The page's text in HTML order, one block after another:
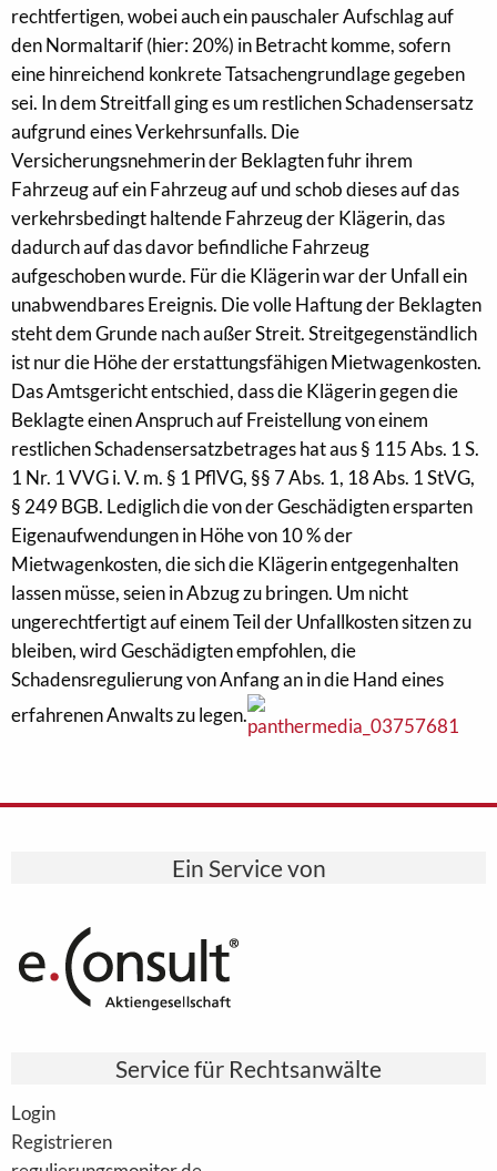
rechtfertigen, wobei auch ein pauschaler Aufschlag auf
den Normaltarif (hier: 20%) in Betracht komme, sofern
eine hinreichend konkrete Tatsachengrundlage gegeben
sei. In dem Streitfall ging es um restlichen Schadensersatz
aufgrund eines Verkehrsunfalls. Die
Versicherungsnehmerin der Beklagten fuhr ihrem
Fahrzeug auf ein Fahrzeug auf und schob dieses auf das
verkehrsbedingt haltende Fahrzeug der Klägerin, das
dadurch auf das davor befindliche Fahrzeug
aufgeschoben wurde. Für die Klägerin war der Unfall ein
unabwendbares Ereignis. Die volle Haftung der Beklagten
steht dem Grunde nach außer Streit. Streitgegenständlich
ist nur die Höhe der erstattungsfähigen Mietwagenkosten.
Das Amtsgericht entschied, dass die Klägerin gegen die
Beklagte einen Anspruch auf Freistellung von einem
restlichen Schadensersatzbetrages hat aus § 115 Abs. 1 S.
1 Nr. 1 VVG i. V. m. § 1 PflVG, §§ 7 Abs. 1, 18 Abs. 1 StVG,
§ 249 BGB. Lediglich die von der Geschädigten ersparten
Eigenaufwendungen in Höhe von 10 % der
Mietwagenkosten, die sich die Klägerin entgegenhalten
lassen müsse, seien in Abzug zu bringen. Um nicht
ungerechtfertigt auf einem Teil der Unfallkosten sitzen zu
bleiben, wird Geschädigten empfohlen, die
Schadensregulierung von Anfang an in die Hand eines
erfahrenen Anwalts zu legen.
Ein Service von
Service für Rechtsanwälte
Login
Registrieren